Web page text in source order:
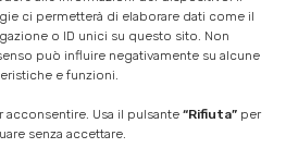
ci permetterà di elaborare dati come il
o ID unici su questo sito. Non
può influire negativamente su alcune
e funzioni.
acconsentire. Usa il pulsante “Rifiuta” per
senza accettare.